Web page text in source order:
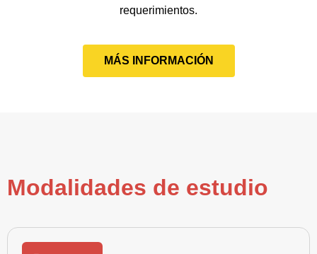
requerimientos.
MÁS INFORMACIÓN
Modalidades de estudio